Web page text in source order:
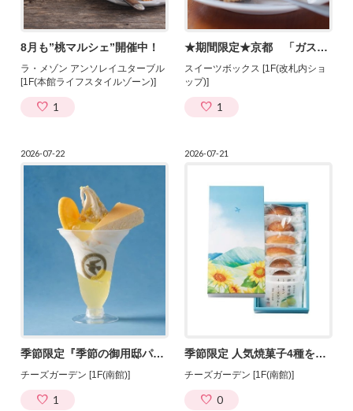
8月も”桃マルシェ”開催中！
ラ・メゾン アンソレイユターブル
[1F(本館ライフスタイルゾーン)]
1
★期間限定★京都 「ガスパール」が出店！
スイーツボックス [1F(改札内ショ
ップ)]
1
2026-07-22
季節限定『季節の御用邸パフェ レモン』が“ハニーレモン”へ
チーズガーデン [1F(南館)]
1
2026-07-21
季節限定 人気焼菓子4種を詰め合わせ 『夏の焼菓子4種セット』7/22発売！
チーズガーデン [1F(南館)]
0